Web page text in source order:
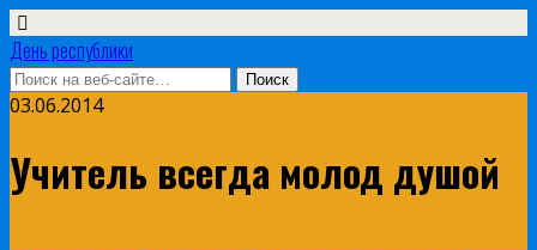
День республики
03.06.2014
Учитель всегда молод душой